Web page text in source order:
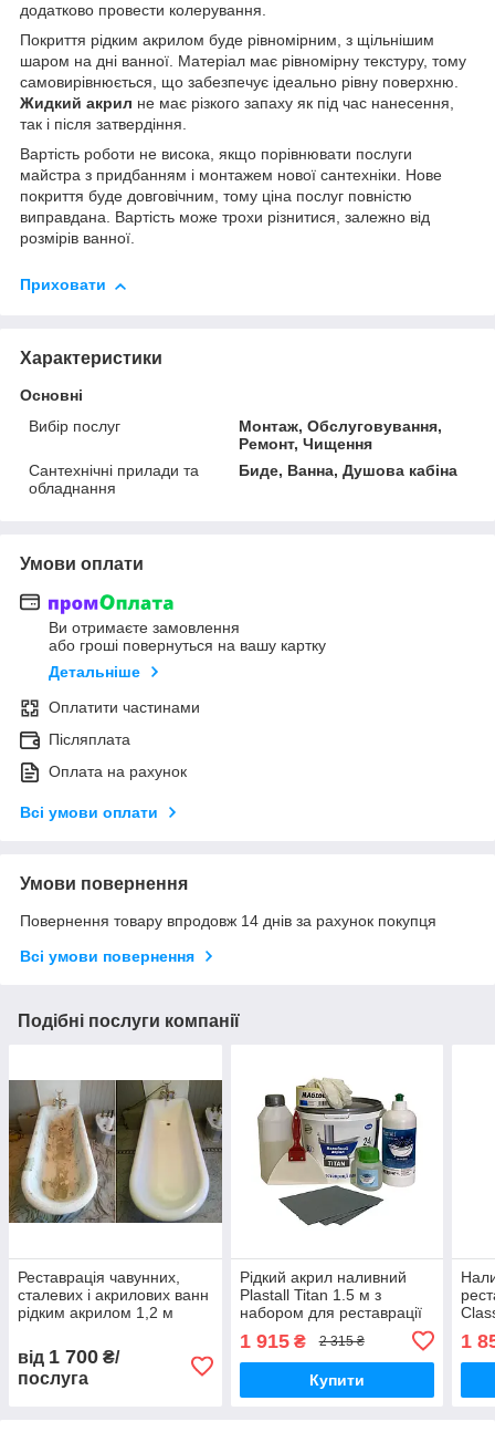
додатково провести колерування.
Покриття рідким акрилом буде рівномірним, з щільнішим
шаром на дні ванної. Матеріал має рівномірну текстуру, тому
самовирівнюється, що забезпечує ідеально рівну поверхню.
Жидкий акрил не має різкого запаху як під час нанесення,
так і після затвердіння.
Вартість роботи не висока, якщо порівнювати послуги
майстра з придбанням і монтажем нової сантехніки. Нове
покриття буде довговічним, тому ціна послуг повністю
виправдана. Вартість може трохи різнитися, залежно від
розмірів ванної.
Приховати
Характеристики
Основні
Вибір послуг
Монтаж, Обслуговування,
Ремонт, Чищення
Сантехнічні прилади та
обладнання
Биде, Ванна, Душова кабіна
Умови оплати
Ви отримаєте замовлення
або гроші повернуться на вашу картку
Детальніше
Оплатити частинами
Післяплата
Оплата на рахунок
Всі умови оплати
Умови повернення
Повернення товару впродовж 14 днів за рахунок покупця
Всі умови повернення
Подібні послуги компанії
Реставрація чавунних,
сталевих і акрилових ванн
рідким акрилом 1,2 м
від 1 700 ₴/
послуга
Рідкий акрил наливний
Plastall Titan 1.5 м з
набором для реставрації
1 915₴ 2 315 ₴
Купити
1